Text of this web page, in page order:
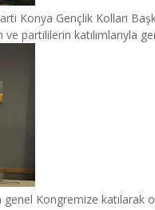
Konya Gençlik Kolları
partililerin katılımlarıyla
Kongremize katılarak